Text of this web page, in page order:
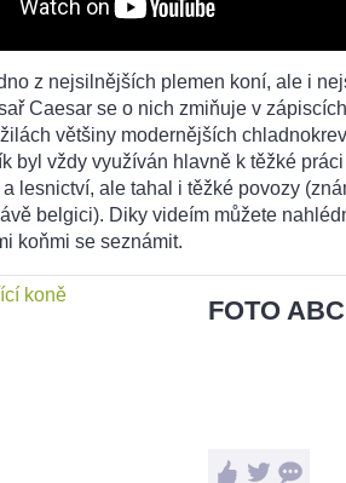
z nejsilnějších plemen koní, ale i
Caesar se o nich zmiňuje v
většiny modernějších
byl vždy využíván hlavně k těžké
lesnictví, ale tahal i těžké povozy
belgici). Diky videím můžete
koňmi se seznámit.
FOTO